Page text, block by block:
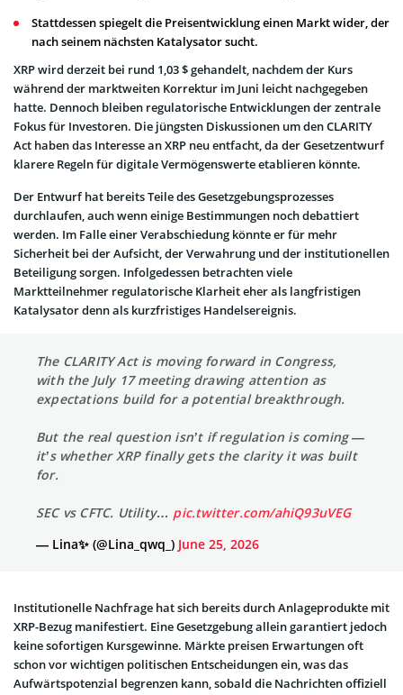
Stattdessen spiegelt die Preisentwicklung einen Markt wider, der
nach seinem nächsten Katalysator sucht.
XRP wird derzeit bei rund 1,03 $ gehandelt, nachdem der Kurs
während der marktweiten Korrektur im Juni leicht nachgegeben
hatte. Dennoch bleiben regulatorische Entwicklungen der zentrale
Fokus für Investoren. Die jüngsten Diskussionen um den CLARITY
Act haben das Interesse an XRP neu entfacht, da der Gesetzentwurf
klarere Regeln für digitale Vermögenswerte etablieren könnte.
Der Entwurf hat bereits Teile des Gesetzgebungsprozesses
durchlaufen, auch wenn einige Bestimmungen noch debattiert
werden. Im Falle einer Verabschiedung könnte er für mehr
Sicherheit bei der Aufsicht, der Verwahrung und der institutionellen
Beteiligung sorgen. Infolgedessen betrachten viele
Marktteilnehmer regulatorische Klarheit eher als langfristigen
Katalysator denn als kurzfristiges Handelsereignis.
The CLARITY Act is moving forward in Congress,
with the July 17 meeting drawing attention as
expectations build for a potential breakthrough.
But the real question isn’t if regulation is coming —
it’s whether XRP finally gets the clarity it was built
for.
SEC vs CFTC. Utility… pic.twitter.com/ahiQ93uVEG
— Lina✨ (@Lina_qwq_) June 25, 2026
Institutionelle Nachfrage hat sich bereits durch Anlageprodukte mit
XRP-Bezug manifestiert. Eine Gesetzgebung allein garantiert jedoch
keine sofortigen Kursgewinne. Märkte preisen Erwartungen oft
schon vor wichtigen politischen Entscheidungen ein, was das
Aufwärtspotenzial begrenzen kann, sobald die Nachrichten offiziell